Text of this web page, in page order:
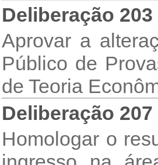
Deliberação 203
Aprovar a
Público de
de Teoria
Deliberação 207
Homologar o